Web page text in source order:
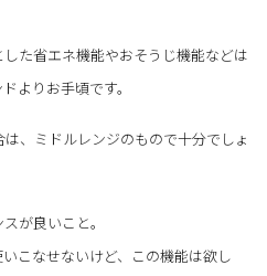
た省エネ機能やおそうじ機能などは
よりお手頃です。
、ミドルレンジのもので十分でしょ
が良いこと。
こなせないけど、この機能は欲し